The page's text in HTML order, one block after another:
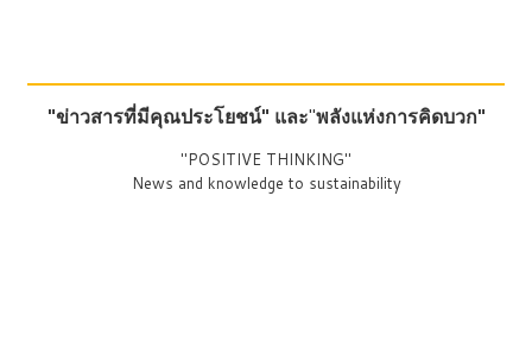
"ข่าวสารที่มีคุณประโยชน์" และ"พลังแห่งการคิดบวก"
"POSITIVE THINKING"
News and knowledge to sustainability